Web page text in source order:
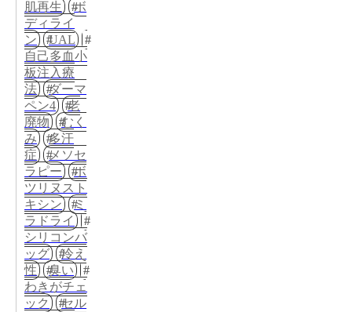
肌再生
ボ
ディライ
ン
UAL
自己多血小
板注入療
法
ダーマ
ペン4
老
廃物
むく
み
多汗
症
メソセ
ラピー
ボ
ツリヌスト
キシン
ミ
ラドライ
シリコンバ
ッグ
冷え
性
臭い
わきがチェ
ック
セル